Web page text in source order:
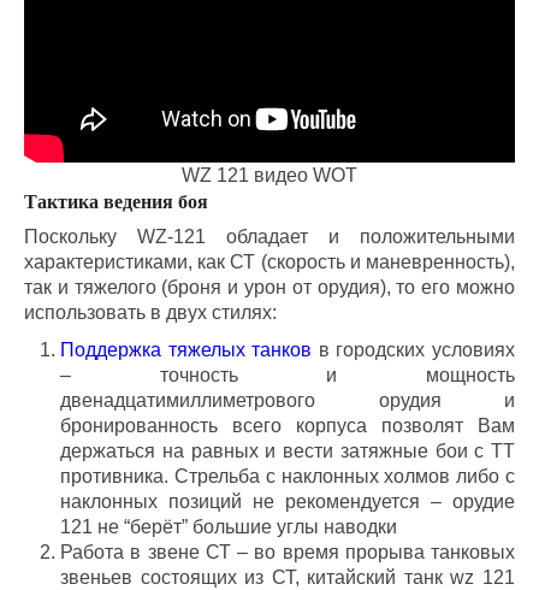
WZ 121 видео WOT
Тактика ведения боя
Поскольку WZ-121 обладает и положительными
характеристиками, как СТ (скорость и маневренность),
так и тяжелого (броня и урон от орудия), то его можно
использовать в двух стилях:
Поддержка тяжелых танков в городских условиях
– точность и мощность
двенадцатимиллиметрового орудия и
бронированность всего корпуса позволят Вам
держаться на равных и вести затяжные бои с ТТ
противника. Стрельба с наклонных холмов либо с
наклонных позиций не рекомендуется – орудие
121 не “берёт” большие углы наводки
Работа в звене СТ – во время прорыва танковых
звеньев состоящих из СТ, китайский танк wz 121